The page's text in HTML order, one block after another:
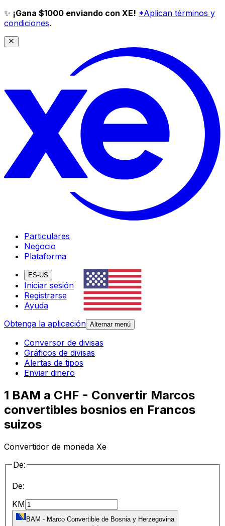
✨ ¡Gana $1000 enviando con XE! *Aplican términos y
condiciones.
Particulares
Negocio
Plataforma
ES-US
Iniciar sesión
Registrarse
Ayuda
Obtenga la aplicación Alternar menú
Conversor de divisas
Gráficos de divisas
Alertas de tipos
Enviar dinero
1 BAM a CHF - Convertir Marcos
convertibles bosnios en Francos
suizos
Convertidor de moneda Xe
De:
De:
KM
BAM - Marco Convertible de Bosnia y Herzegovina